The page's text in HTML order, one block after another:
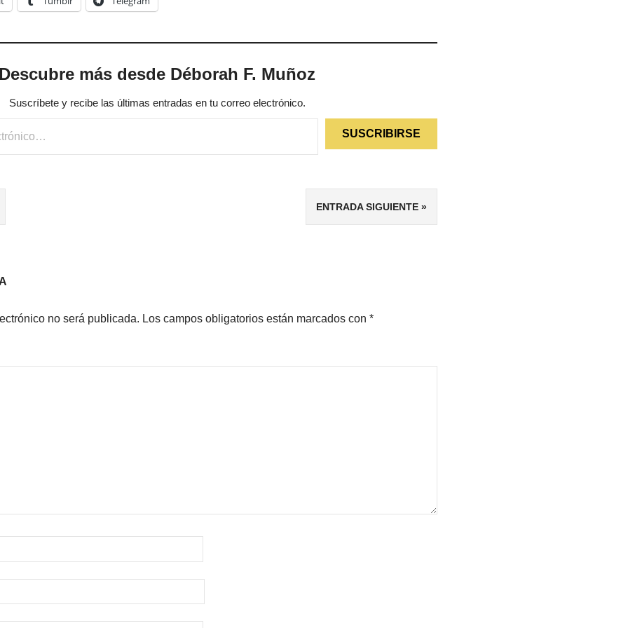
Descubre más desde Déborah F. Muñoz
Suscríbete y recibe las últimas entradas en tu correo electrónico.
SUSCRIBIRSE
ENTRADA SIGUIENTE
no será publicada. Los campos obligatorios están marcados con *